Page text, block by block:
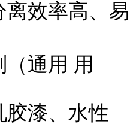
效率高、易
通用 用
胶漆、水性